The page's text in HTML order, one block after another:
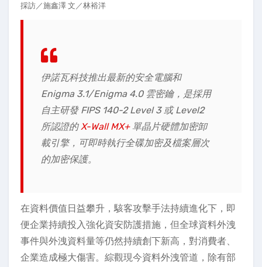
採訪／施鑫澤 文／林裕洋
伊諾瓦科技推出最新的安全電腦和
Enigma 3.1/Enigma 4.0 雲密鑰，是採用
自主研發 FIPS 140-2 Level 3 或 Level2
所認證的X-Wall MX+單晶片硬體加密卸
載引擎，可即時執行全碟加密及檔案層次
的加密保護。
在資料價值日益攀升，駭客攻擊手法持續進化下，即
便企業持續投入強化資安防護措施，但全球資料外洩
事件與外洩資料量等仍然持續創下新高，對消費者、
企業造成極大傷害。綜觀現今資料外洩管道，除有部